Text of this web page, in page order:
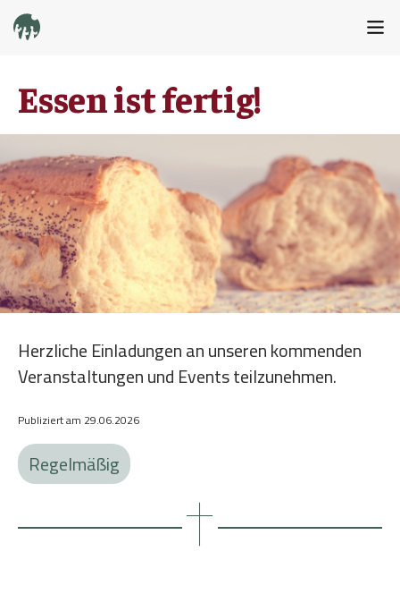
Essen ist fertig!
Herzliche Einladungen an unseren kommenden
Veranstaltungen und Events teilzunehmen.
Publiziert am 29.06.2026
Regelmäßig